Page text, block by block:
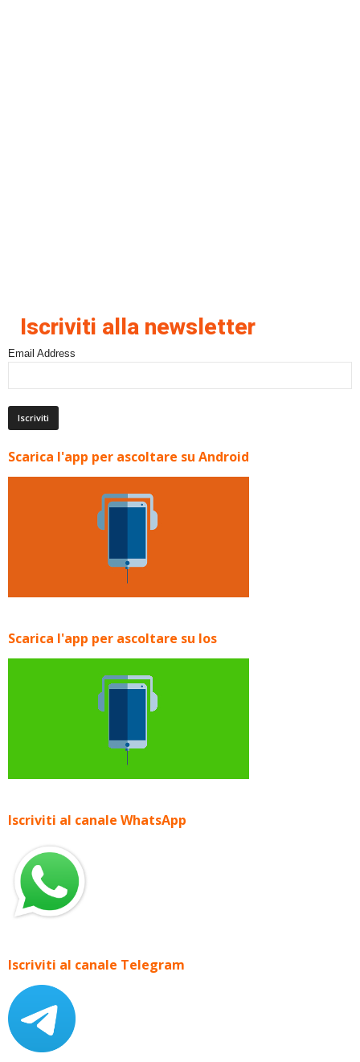
Iscriviti alla newsletter
Email Address
Scarica l'app per ascoltare su Android
Scarica l'app per ascoltare su Ios
Iscriviti al canale WhatsApp
Iscriviti al canale Telegram